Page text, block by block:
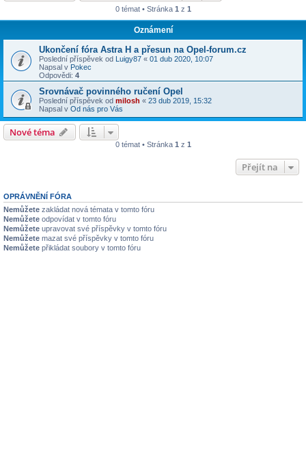
0 témat • Stránka 1 z 1
Oznámení
Ukončení fóra Astra H a přesun na Opel-forum.cz
Poslední příspěvek od Luigy87 « 01 dub 2020, 10:07
Napsal v Pokec
Odpovědi: 4
Srovnávač povinného ručení Opel
Poslední příspěvek od milosh « 23 dub 2019, 15:32
Napsal v Od nás pro Vás
Nové téma
0 témat • Stránka 1 z 1
Přejít na
OPRÁVNĚNÍ FÓRA
Nemůžete zakládat nová témata v tomto fóru
Nemůžete odpovídat v tomto fóru
Nemůžete upravovat své příspěvky v tomto fóru
Nemůžete mazat své příspěvky v tomto fóru
Nemůžete přikládat soubory v tomto fóru